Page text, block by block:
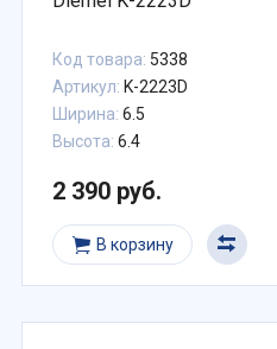
Код товара: 5338
Артикул: K-2223D
Ширина: 6.5
Высота: 6.4
2 390 руб.
В корзину